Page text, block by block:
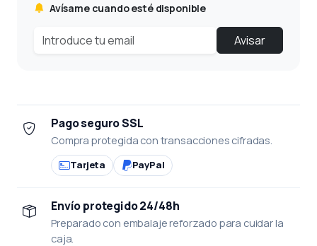
Avísame cuando esté disponible
Avisar
Pago seguro SSL
Compra protegida con transacciones cifradas.
Tarjeta PayPal
Envío protegido 24/48h
Preparado con embalaje reforzado para cuidar la
caja.